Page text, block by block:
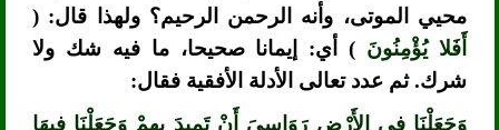
محيي الموتى، وأنه الرحمن الرحيم؟ ولهذا قال: (
أَفَلا يُؤْمِنُونَ ) أي: إيمانا صحيحا، ما فيه شك ولا
شرك. ثم عدد تعالى الأدلة الأفقية فقال:
وَجَعَلْنَا فِي الأَرْضِ رَوَاسِيَ أَنْ تَمِيدَ بِهِمْ وَجَعَلْنَا فِيهَا